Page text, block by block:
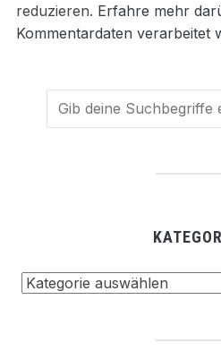
reduzieren. Erfahre mehr
Kommentardaten verarbeitet
Kategorien